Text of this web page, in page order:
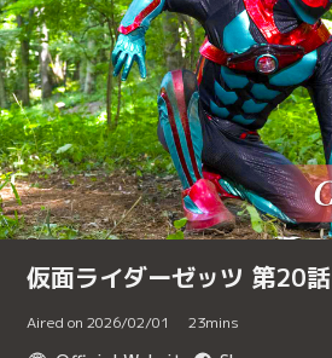
仮面ライダーゼッツ 第20話
Aired on 2026/02/01 23mins